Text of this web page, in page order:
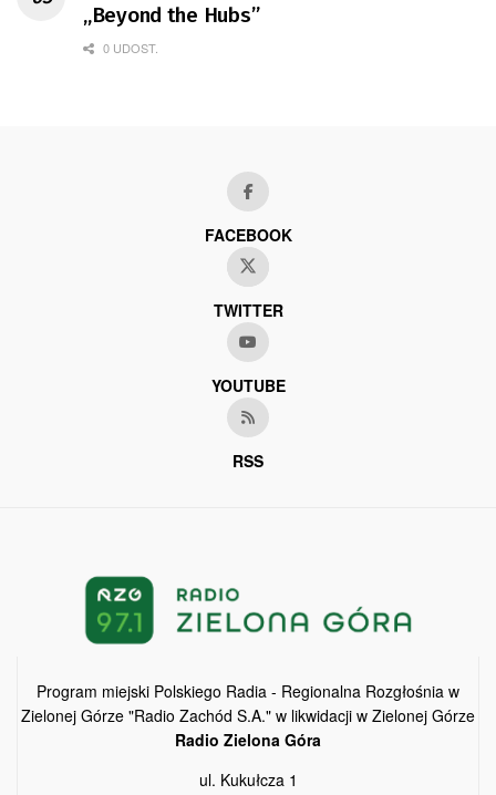
„Beyond the Hubs”
0 UDOST.
FACEBOOK
TWITTER
YOUTUBE
RSS
Program miejski Polskiego Radia - Regionalna Rozgłośnia w
Zielonej Górze "Radio Zachód S.A." w likwidacji w Zielonej Górze
Radio Zielona Góra
ul. Kukułcza 1